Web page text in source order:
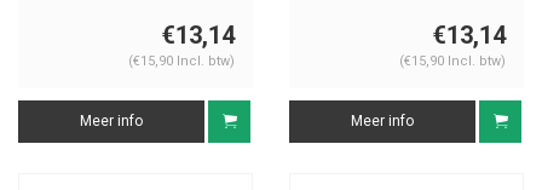
€13,14
(€15,90 Incl. btw)
Meer info
€13,14
(€15,90 Incl. btw)
Meer info